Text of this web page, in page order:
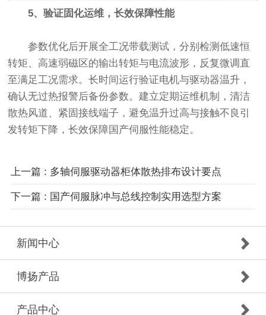
5、验证固化运维，长效保障性能
参数优化后开展全工况带载测试，分别检测低速恒
转矩、高速弱磁区的输出转矩与电流波形，反复微调直
至满足工况需求。长时间运行验证电机与驱动器温升，
确认无过热报警后备份参数。建立定期运维机制，清洁
散热风道、紧固接线端子，避免温升过高与接触不良引
发转矩下降，长效保障国产伺服性能稳定。
上一篇 : 多轴伺服驱动器柜体散热排布设计要点
下一篇 : 国产伺服脉冲与总线控制实用选型方案
新闻中心
博扬产品
产品中心